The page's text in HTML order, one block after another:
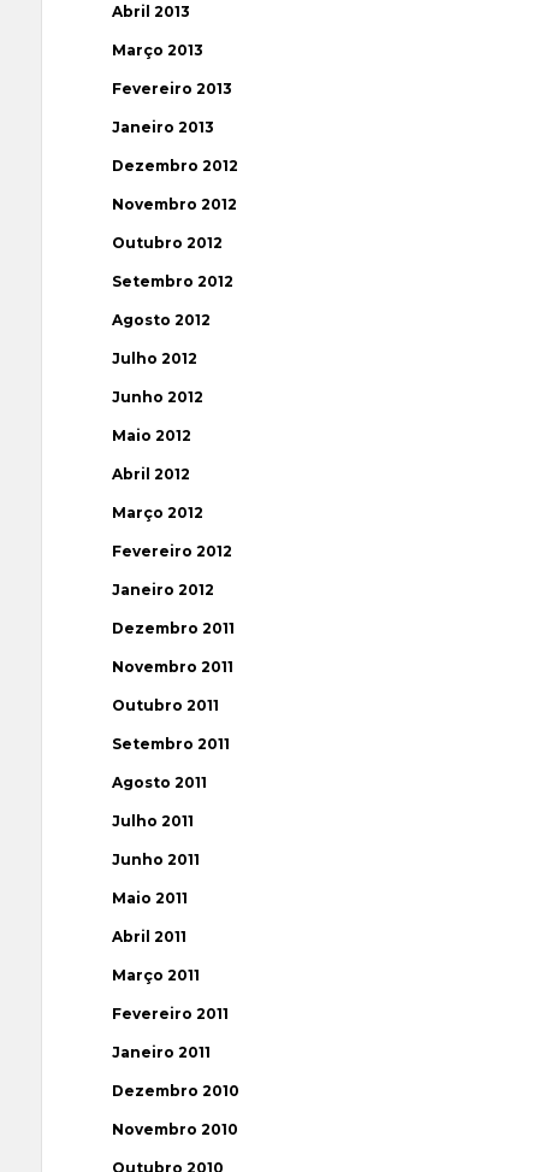
Abril 2013
Março 2013
Fevereiro 2013
Janeiro 2013
Dezembro 2012
Novembro 2012
Outubro 2012
Setembro 2012
Agosto 2012
Julho 2012
Junho 2012
Maio 2012
Abril 2012
Março 2012
Fevereiro 2012
Janeiro 2012
Dezembro 2011
Novembro 2011
Outubro 2011
Setembro 2011
Agosto 2011
Julho 2011
Junho 2011
Maio 2011
Abril 2011
Março 2011
Fevereiro 2011
Janeiro 2011
Dezembro 2010
Novembro 2010
Outubro 2010